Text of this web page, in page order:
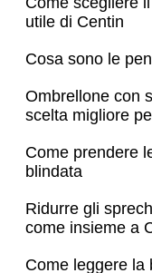
utile di Centin
Cosa sono le
Ombrellone con
scelta migliore
Come prendere
blindata
Ridurre gli
come insieme a
Come leggere la